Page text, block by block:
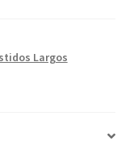
Largos